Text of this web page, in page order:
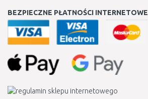
BEZPIECZNE PŁATNOŚCI INTERNETOWE